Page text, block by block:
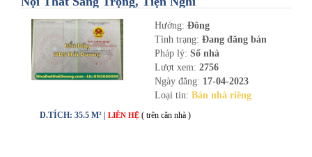
Hướng: Đông
Tình trạng: Đang đăng bán
Pháp lý: Sổ nhà
Lượt xem: 2756
Ngày đăng: 17-04-2023
Loại tin: Bán nhà riêng
D.TÍCH: 35.5 M² | LIÊN HỆ ( trên căn nhà )